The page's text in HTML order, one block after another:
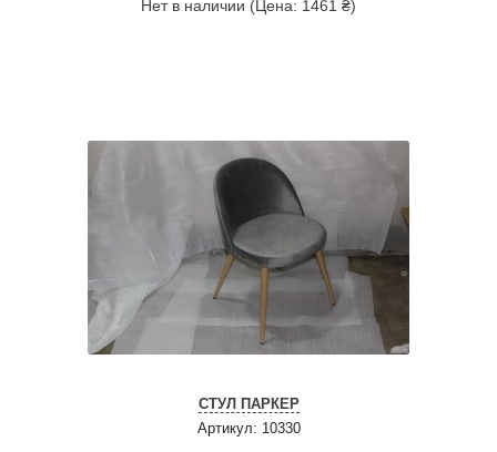
Нет в наличии (Цена: 1461 ₴)
СТУЛ ПАРКЕР
Артикул: 10330